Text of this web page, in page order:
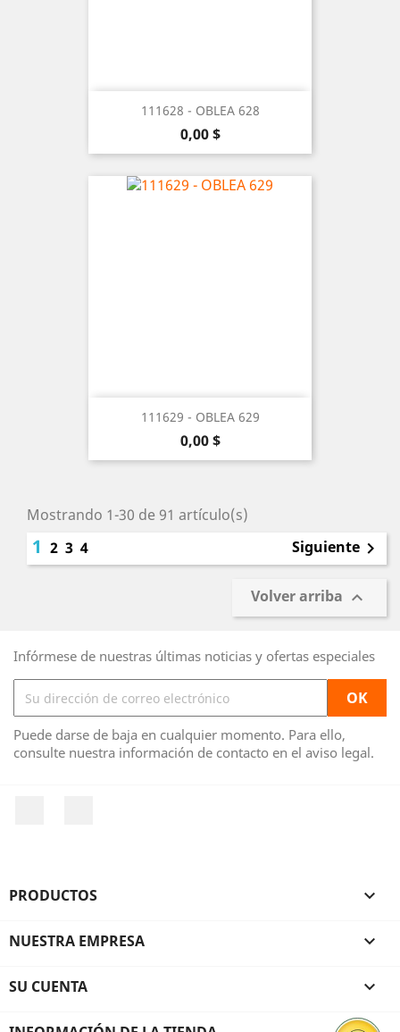
111628 - OBLEA 628
Precio
0,00 $
111629 - OBLEA 629
Precio
0,00 $
Mostrando 1-30 de 91 artículo(s)
1 2 3 4 Siguiente 
Volver arriba 
Infórmese de nuestras últimas noticias y ofertas especiales
Puede darse de baja en cualquier momento. Para ello,
consulte nuestra información de contacto en el aviso legal.
PRODUCTOS 
NUESTRA EMPRESA 
SU CUENTA 